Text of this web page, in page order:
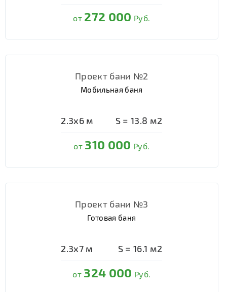
от 272 000 Руб.
Проект бани №2
Мобильная баня
2.3х6м S = 13.8 м2
от 310 000 Руб.
Проект бани №3
Готовая баня
2.3х7м S = 16.1 м2
от 324 000 Руб.